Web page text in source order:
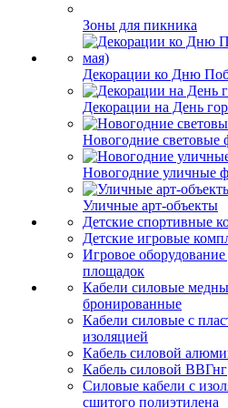
Зоны для пикника
Декорации ко Дню
Декорации на День
Новогодние световые
Новогодние уличные
Уличные арт-объекты
Детские спортивные
Детские игровые
Игровое оборудование
площадок
Кабели силовые
бронированные
Кабели силовые с
изоляцией
Кабель силовой
Кабель силовой ВВГнг
Силовые кабели с
сшитого полиэтилена